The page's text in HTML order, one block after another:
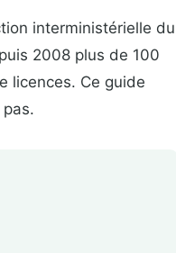
interministérielle du
2008 plus de 100
licences. Ce guide